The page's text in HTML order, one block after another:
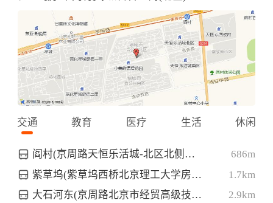
交通 教育 医疗 生活 休闲
阎村(京周路天恒乐活城-北区北侧约60米)
686m
紫草坞(紫草坞西桥北京理工大学房山分校东北侧约180米)
1.7km
大石河东(京周路北京市经贸高级技术学校东南侧约110米)
2.9km